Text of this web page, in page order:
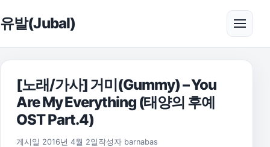
유발(Jubal) 메뉴
[노래/가사] 거미(Gummy) – You
Are My Everything (태양의 후예
OST Part.4)
게시일 2016년 4월 2일 2021년 8월 6일
작성자 barnabas